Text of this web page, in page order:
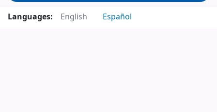
Languages: English Español